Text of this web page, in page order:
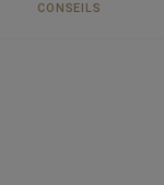
CONSEILS